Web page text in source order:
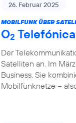
26. Februar 2025
MOBILFUNK ÜBER
O2
Der
Satelliten an. Im
Business. Sie
Mobilfunknetze –